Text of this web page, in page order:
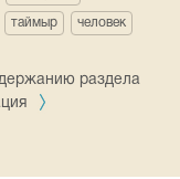
таймыр человек
раздела